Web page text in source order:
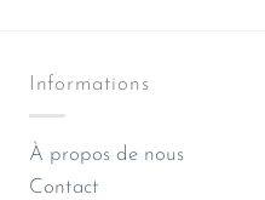
Informations
À propos de nous
Contact